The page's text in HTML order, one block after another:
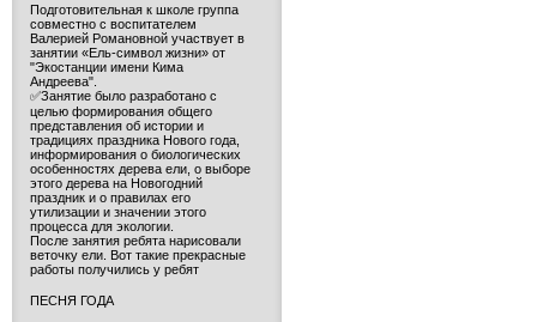
Подготовительная к школе группа
совместно с воспитателем
Валерией Романовной участвует в
занятии «Ель-символ жизни» от
"Экостанции имени Кима
Андреева".
✅Занятие было разработано с
целью формирования общего
представления об истории и
традициях праздника Нового года,
информирования о биологических
особенностях дерева ели, о выборе
этого дерева на Новогодний
праздник и о правилах его
утилизации и значении этого
процесса для экологии.
После занятия ребята нарисовали
веточку ели. Вот такие прекрасные
работы получились у ребят
ПЕСНЯ ГОДА